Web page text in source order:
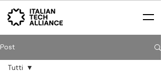
Post
Tutti